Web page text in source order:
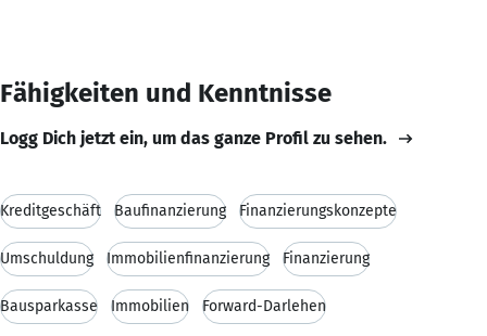
Fähigkeiten und Kenntnisse
Logg Dich jetzt ein, um das ganze Profil zu sehen.
Kreditgeschäft Baufinanzierung Finanzierungskonzepte
Umschuldung Immobilienfinanzierung Finanzierung
Bausparkasse Immobilien Forward-Darlehen